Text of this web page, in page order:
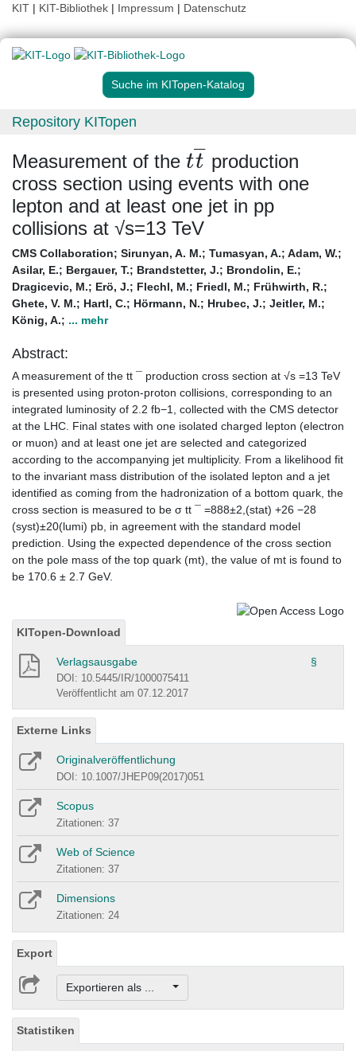
KIT | KIT-Bibliothek | Impressum | Datenschutz
Suche im KITopen-Katalog
Repository KITopen
Measurement of the
tt―
production
cross section using events with one
lepton and at least one jet in pp
collisions at √s=13 TeV
CMS Collaboration; Sirunyan, A. M.; Tumasyan, A.; Adam, W.;
Asilar, E.; Bergauer, T.; Brandstetter, J.; Brondolin, E.;
Dragicevic, M.; Erö, J.; Flechl, M.; Friedl, M.; Frühwirth, R.;
Ghete, V. M.; Hartl, C.; Hörmann, N.; Hrubec, J.; Jeitler, M.;
König, A.; ... mehr
Abstract:
A measurement of the tt ¯ production cross section at √s =13 TeV
is presented using proton-proton collisions, corresponding to an
integrated luminosity of 2.2 fb−1, collected with the CMS detector
at the LHC. Final states with one isolated charged lepton (electron
or muon) and at least one jet are selected and categorized
according to the accompanying jet multiplicity. From a likelihood fit
to the invariant mass distribution of the isolated lepton and a jet
identified as coming from the hadronization of a bottom quark, the
cross section is measured to be σ tt ¯ =888±2,(stat) +26 −28
(syst)±20(lumi) pb, in agreement with the standard model
prediction. Using the expected dependence of the cross section
on the pole mass of the top quark (mt), the value of mt is found to
be 170.6 ± 2.7 GeV.
KITopen-Download
Verlagsausgabe §
DOI: 10.5445/IR/1000075411
Veröffentlicht am 07.12.2017
Externe Links
Originalveröffentlichung
DOI: 10.1007/JHEP09(2017)051
Scopus
Zitationen: 37
Web of Science
Zitationen: 37
Dimensions
Zitationen: 24
Export
Exportieren als ...
Statistiken